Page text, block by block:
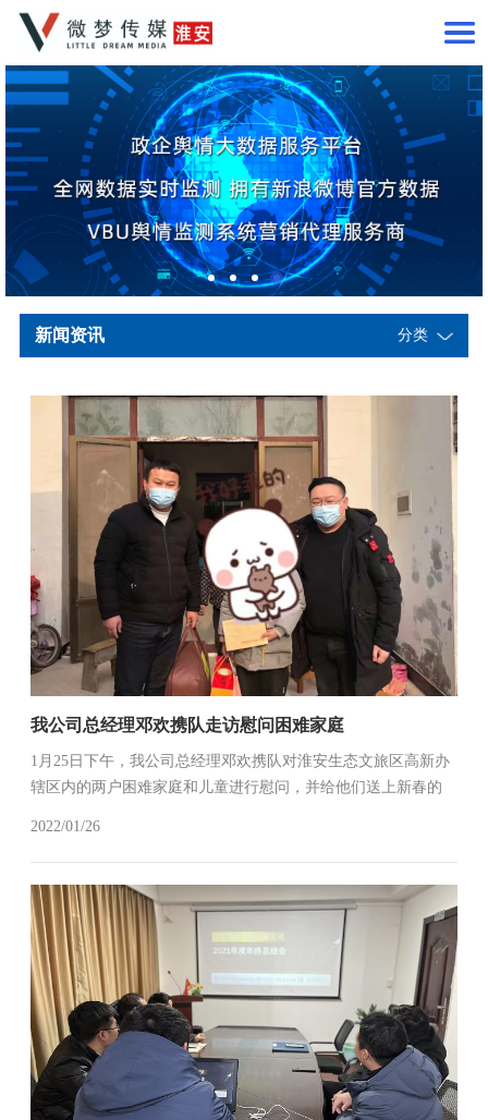
新闻资讯 分类
我公司总经理邓欢携队走访慰问困难家庭
1月25日下午，我公司总经理邓欢携队对淮安生态文旅区高新办
辖区内的两户困难家庭和儿童进行慰问，并给他们送上新春的
2022/01/26